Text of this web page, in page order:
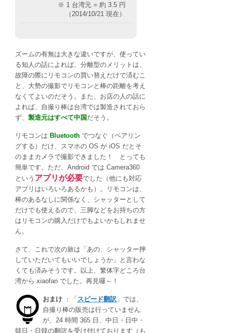
※ 1 台湾元 = 約 3.5 円
（2014/10/21 現在）
ズームの有無は大きな違いですが、使ってい
る知人の話によれば、分離型のメリットは、
故障の際にリモコンの買い替えだけで済むこ
と、大勢の撮影でリモコンと棒の距離を考え
なくてよいのだそう。また、お店の人の話に
よれば、自撮り棒は台湾では製造されておら
ず、 製造元はすべて中国 だそう。
リモコンは Bluetooth でつなぐ（ペアリン
グする）だけ、スマホの OS が iOS だとそ
のままカメラで撮影できました！ とっても
簡単です。ただ、Android では Camera360
という アプリが必要でした（他にも対応
アプリはいろいろあるかも）。リモコンは、
棒のあるなしに関係なく、シャッターとして
だけでも使えるので、三脚などをお持ちの方
はリモコンの購入だけでもよいかもしれませ
ん。
さて、これで次の旅は「あの、シャッター押
していただいてもいいでしょうか」と言わな
くても済みそうです。以上、繁体字どころ台
湾から xiaofan でした。再見囉～！
おまけ ：「 スピード翻訳 」では、
自撮り棒の販売は行っていません
が、24 時間 365 日、中日・日中・
韓日・日韓の翻訳を受け付けております（も